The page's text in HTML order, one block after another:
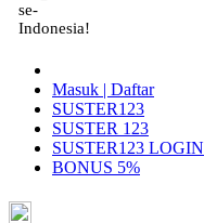
se-
Indonesia!
Masuk | Daftar
SUSTER123
SUSTER 123
SUSTER123 LOGIN
BONUS 5%